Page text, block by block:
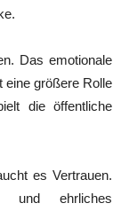
Das emotionale
eine größere Rolle
die öffentliche
es Vertrauen.
und ehrliches